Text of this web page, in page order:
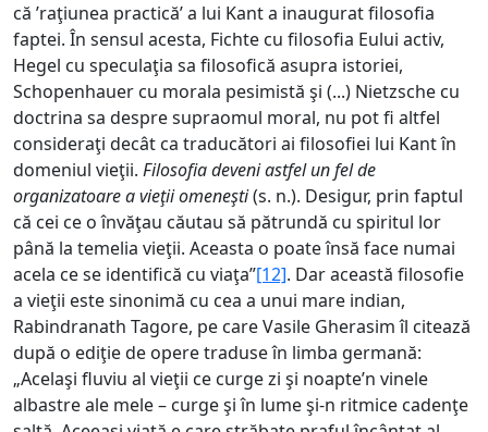
că ’raţiunea practică’ a lui Kant a inaugurat filosofia
faptei. În sensul acesta, Fichte cu filosofia Eului activ,
Hegel cu speculaţia sa filosofică asupra istoriei,
Schopenhauer cu morala pesimistă şi (...) Nietzsche cu
doctrina sa despre supraomul moral, nu pot fi altfel
consideraţi decât ca traducători ai filosofiei lui Kant în
domeniul vieţii. Filosofia deveni astfel un fel de
organizatoare a vieţii omeneşti(s. n.). Desigur, prin faptul
că cei ce o învăţau căutau să pătrundă cu spiritul lor
până la temelia vieţii. Aceasta o poate însă face numai
acela ce se identifică cu viaţa”[12]. Dar această filosofie
a vieţii este sinonimă cu cea a unui mare indian,
Rabindranath Tagore, pe care Vasile Gherasim îl citează
după o ediţie de opere traduse în limba germană:
„Acelaşi fluviu al vieţii ce curge zi şi noapte’n vinele
albastre ale mele – curge şi în lume şi-n ritmice cadenţe